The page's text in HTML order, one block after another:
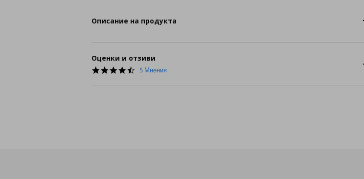
Описание на продукта
Оценки и отзиви
4.6
5 Мнения